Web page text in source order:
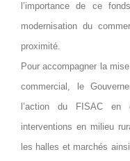
l’importance de ce
modernisation du
proximité.
Pour accompagner la
commercial, le
l’action du FISAC en
interventions en milieu
les halles et marchés